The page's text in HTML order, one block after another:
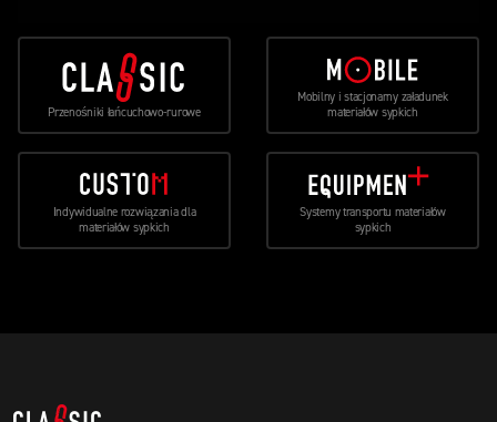
Przenośniki łańcuchowo-rurowe
Mobilny i stacjonarny załadunek
materiałów sypkich
Indywidualne rozwiązania dla
materiałów sypkich
Systemy transportu materiałów
sypkich